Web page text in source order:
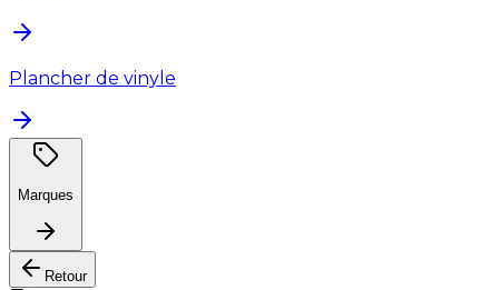
Plancher de vinyle
Marques
Retour